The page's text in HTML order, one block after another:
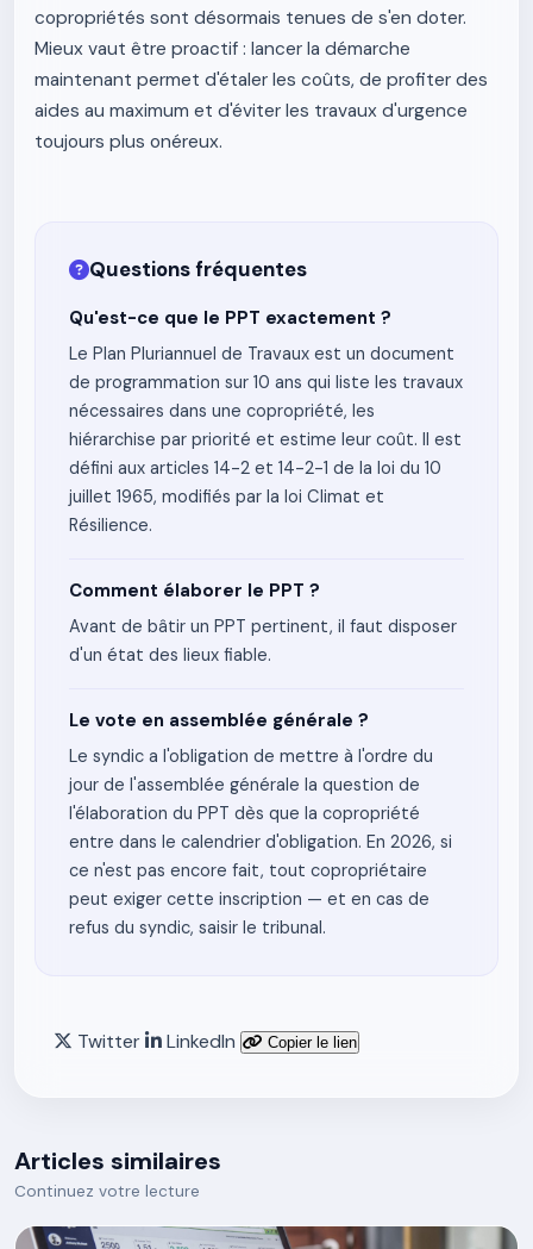
copropriétés sont désormais tenues de s'en doter.
Mieux vaut être proactif : lancer la démarche
maintenant permet d'étaler les coûts, de profiter des
aides au maximum et d'éviter les travaux d'urgence
toujours plus onéreux.
Questions fréquentes
Qu'est-ce que le PPT exactement ?
Le Plan Pluriannuel de Travaux est un document
de programmation sur 10 ans qui liste les travaux
nécessaires dans une copropriété, les
hiérarchise par priorité et estime leur coût. Il est
défini aux articles 14-2 et 14-2-1 de la loi du 10
juillet 1965, modifiés par la loi Climat et
Résilience.
Comment élaborer le PPT ?
Avant de bâtir un PPT pertinent, il faut disposer
d'un état des lieux fiable.
Le vote en assemblée générale ?
Le syndic a l'obligation de mettre à l'ordre du
jour de l'assemblée générale la question de
l'élaboration du PPT dès que la copropriété
entre dans le calendrier d'obligation. En 2026, si
ce n'est pas encore fait, tout copropriétaire
peut exiger cette inscription — et en cas de
refus du syndic, saisir le tribunal.
Twitter LinkedIn Copier le lien
Articles similaires
Continuez votre lecture